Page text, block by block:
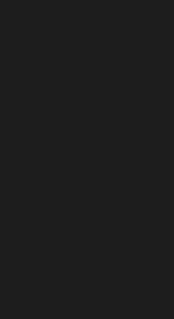
что потом
Хит Лета 2011 отрываюсь от земли новая музыка
Хит Лета 2011 отрываюсь от земли новая музыка